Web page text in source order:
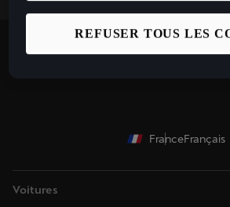
En savoir plus sur
FranceFrançais
Voitures
REFUSER TOUS LES